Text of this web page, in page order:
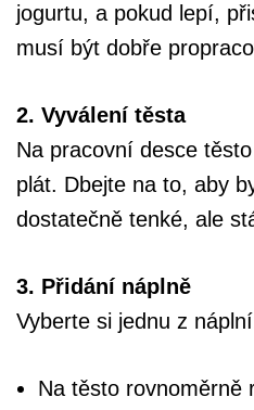
jogurtu, a pokud lepí,
musí být dobře
2. Vyválení těsta
Na pracovní desce
plát. Dbejte na to, aby
dostatečně tenké, ale
3. Přidání náplně
Vyberte si jednu z
Na těsto rovnoměrně